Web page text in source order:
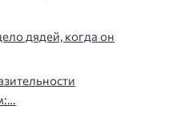
дядей, когда он